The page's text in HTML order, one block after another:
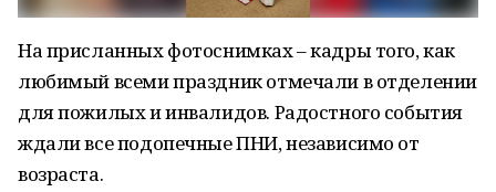
На присланных фотоснимках – кадры того, как
любимый всеми праздник отмечали в отделении
для пожилых и инвалидов. Радостного события
ждали все подопечные ПНИ, независимо от
возраста.